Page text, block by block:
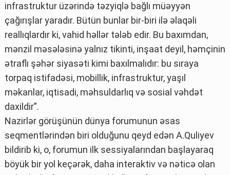
infrastruktur üzərində təzyiqlə bağlı müəyyən
çağırışlar yaradır. Bütün bunlar bir-biri ilə əlaqəli
reallıqlardır ki, vahid həllər tələb edir. Bu baxımdan,
mənzil məsələsinə yalnız tikinti, inşaat deyil, həmçinin
ətraflı şəhər siyasəti kimi baxılmalıdır: bu sıraya
torpaq istifadəsi, mobillik, infrastruktur, yaşıl
məkanlar, iqtisadi, məhsuldarlıq və sosial vəhdət
daxildir”.
Nazirlər görüşünün dünya forumunun əsas
seqmentlərindən biri olduğunu qeyd edən A.Quliyev
bildirib ki, o, forumun ilk sessiyalarından başlayaraq
böyük bir yol keçərək, daha interaktiv və nəticə olan